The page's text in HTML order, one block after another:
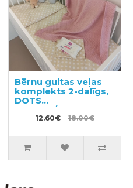
Bērnu gultas veļas
komplekts 2-dalīgs,
DOTS
100x140/40x60cm
12.60€ 18.00€